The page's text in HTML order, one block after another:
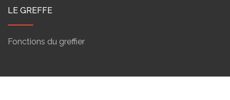
LE GREFFE
Fonctions du greffier